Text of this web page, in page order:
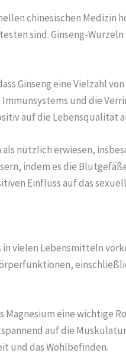
chinesischen Medizin
sind. Ginseng-
Ginseng eine Vielzahl
und die
auf die Lebensqualität
nützlich erwiesen,
indem es die
Einfluss auf das
in vielen Lebensmitteln
Magnesium eine
auf die
und das Wohlbefinden.